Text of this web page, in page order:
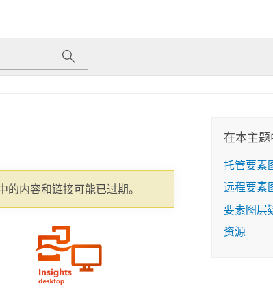
合作伙伴产品和开发
了解 ArcGIS Pro
ArcGIS Pro 是 Esri 出品的全
面应用程序，适用于制图、分
理。 了解这项技术的实际效
联系支持部门
空间数据科学：提升分
在这门导师授课式课程中，我
运用空间统计技术来发现数
联，并产出能解决复杂问题
当地图成为关键时刻
在巴西 2024 年遭遇历史性
从事 GIS 技术的 Codex 公
了 17 个应急洪水应用程序
什么是 GIS？
数字孪生体
的内容和链接可能已过期。
在本主题
托管要素
远程要素
要素图层
资源